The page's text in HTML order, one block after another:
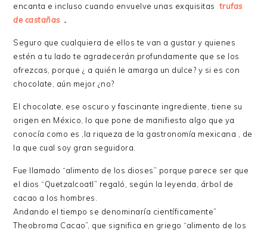
encanta e incluso cuando envuelve unas exquisitas trufas
de castañas .
Seguro que cualquiera de ellos te van a gustar y quienes
estén a tu lado te agradecerán profundamente que se los
ofrezcas, porque ¿ a quién le amarga un dulce? y si es con
chocolate, aún mejor ¿no?
El chocolate, ese oscuro y fascinante ingrediente, tiene su
origen en México, lo que pone de manifiesto algo que ya
conocía como es ,la riqueza de la gastronomía mexicana , de
la que cual soy gran seguidora.
Fue llamado “alimento de los dioses” porque parece ser que
el dios “Quetzalcoatl” regaló, según la leyenda, árbol de
cacao a los hombres.
Andando el tiempo se denominaría científicamente”
Theobroma Cacao”, que significa en griego “alimento de los